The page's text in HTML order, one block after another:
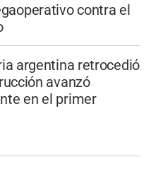
contra el
argentina retrocedió
avanzó
en el primer